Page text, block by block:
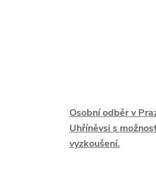
Osobní odběr v
Uhříněvsi s
vyzkoušení.